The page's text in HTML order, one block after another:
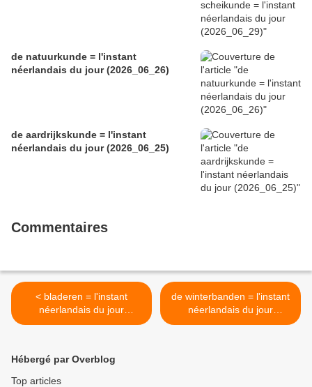
de natuurkunde = l'instant
néerlandais du jour (2026_06_26)
de aardrijkskunde = l'instant
néerlandais du jour (2026_06_25)
Commentaires
< bladeren = l'instant
néerlandais du jour
(2025_11_12)
de winterbanden = l'instant
néerlandais du jour
(2025_11_14) >
Hébergé par Overblog
Top articles